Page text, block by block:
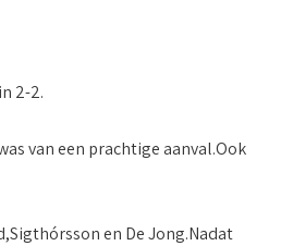
2-2.
van een prachtige aanval.Ook
en De Jong.Nadat